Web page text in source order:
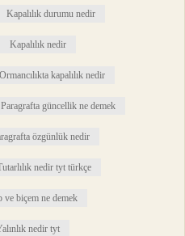
Kapalılık durumu nedir
Kapalılık nedir
Ormancılıkta kapalılık nedir
Paragrafta güncellik ne demek
özgünlük nedir
nedir tyt türkçe
ve biçem ne demek
nedir tyt